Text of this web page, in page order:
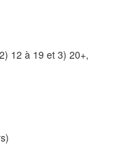
12 à 19 et 3) 20+,